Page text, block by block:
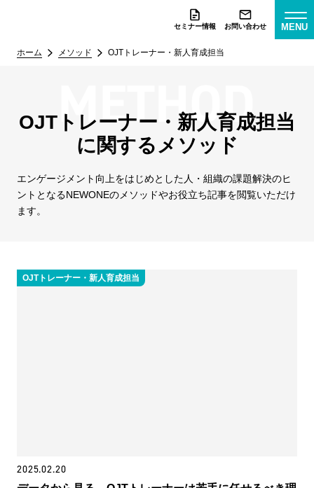
セミナー情報 お問い合わせ MENU
ホーム メソッド OJTトレーナー・新人育成担当
OJTトレーナー・新人育成担当
に関するメソッド
エンゲージメント向上をはじめとした人・組織の課題解決のヒ
ントとなるNEWONEのメソッドやお役立ち記事を閲覧いただけ
ます。
OJTトレーナー・新人育成担当
2025.02.20